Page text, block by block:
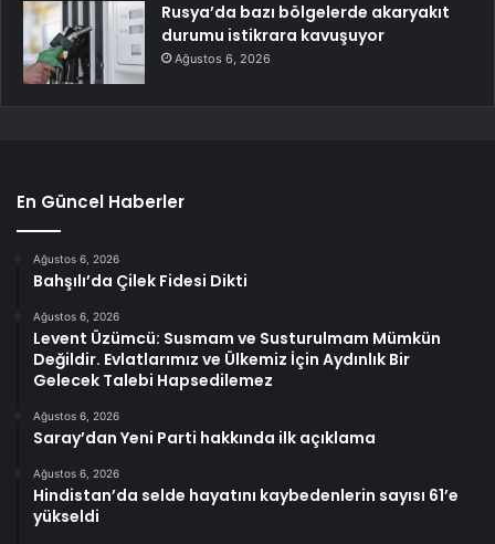
Rusya’da bazı bölgelerde akaryakıt
durumu istikrara kavuşuyor
Ağustos 6, 2026
En Güncel Haberler
Ağustos 6, 2026
Bahşılı’da Çilek Fidesi Dikti
Ağustos 6, 2026
Levent Üzümcü: Susmam ve Susturulmam Mümkün
Değildir. Evlatlarımız ve Ülkemiz İçin Aydınlık Bir
Gelecek Talebi Hapsedilemez
Ağustos 6, 2026
Saray’dan Yeni Parti hakkında ilk açıklama
Ağustos 6, 2026
Hindistan’da selde hayatını kaybedenlerin sayısı 61’e
yükseldi